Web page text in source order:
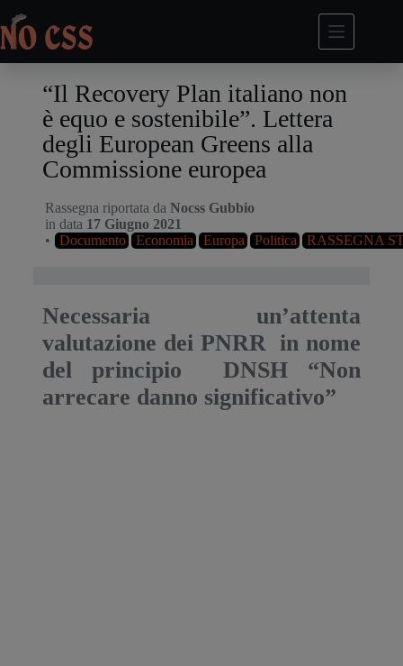
“Il Recovery Plan italiano non
è equo e sostenibile”. Lettera
degli European Greens alla
Commissione europea
Rassegna riportata da Nocss Gubbio
in data 17 Giugno 2021
•
Documento Economia Europa Politica RASSEGNA
Necessaria un’attenta
valutazione dei PNRR  in nome
del principio  DNSH “Non
arrecare danno significativo”